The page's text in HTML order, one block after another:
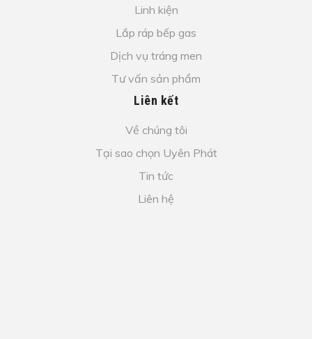
Linh kiện
Lắp ráp bếp gas
Dịch vụ tráng men
Tư vấn sản phẩm
Liên kết
Về chúng tôi
Tại sao chọn Uyên Phát
Tin tức
Liên hệ